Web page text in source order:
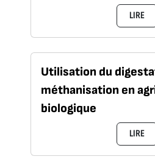
LIRE
Utilisation du
méthanisation en
biologique
LIRE